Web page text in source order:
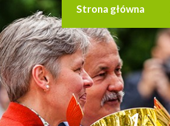
Strona główna
1
2